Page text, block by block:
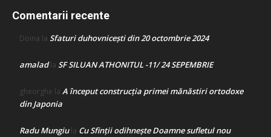
Comentarii recente
Doina la Sfaturi duhovnicești din 20 octombrie 2024
amaladla SF SILUAN ATHONITUL -11/ 24 SEPEMBRIE
gheorghe la A început construcţia primei mănăstiri ortodoxe
din Japonia
Radu Mungiula Cu Sfinții odihnește Doamne sufletul nou